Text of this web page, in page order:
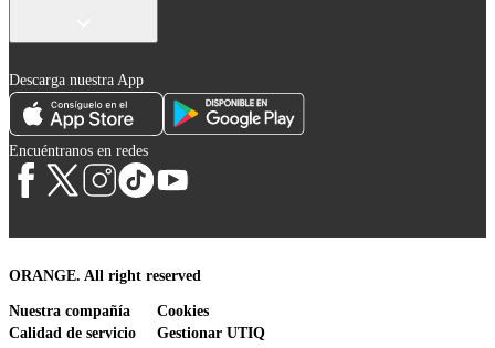
Descarga nuestra App
Encuéntranos en redes
ORANGE. All right reserved
Nuestra compañía
Calidad de servicio
Cookies
Gestionar UTIQ